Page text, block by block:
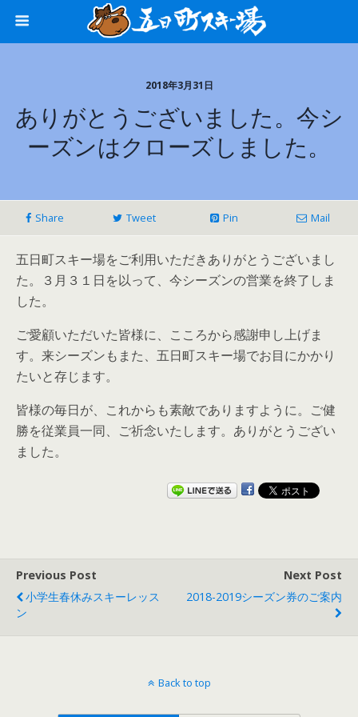
2018年3月31日
ありがとうございました。今シ
ーズンはクローズしました。
Share Tweet Pin Mail
五日町スキー場をご利用いただきありがとうございまし
た。３月３１日を以って、今シーズンの営業を終了しま
した。
ご愛顧いただいた皆様に、こころから感謝申し上げま
す。来シーズンもまた、五日町スキー場でお目にかかり
たいと存じます。
皆様の毎日が、これからも素敵でありますように。ご健
勝を従業員一同、ご祈念いたします。ありがとうござい
ました。
Previous Post
小学生春休みスキーレッス
ン
Next Post
2018-2019シーズン券のご案内
Back to top